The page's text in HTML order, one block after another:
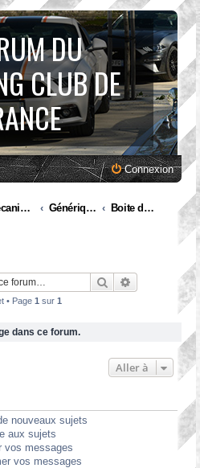
DU
CLUB DE
Connexion
Mécanique et entretien Générique Boite de vitesse
RechercherRecherche
• Page 1 sur 1
dans ce forum.
Aller à
nouveaux sujets
aux sujets
vos messages
vos messages